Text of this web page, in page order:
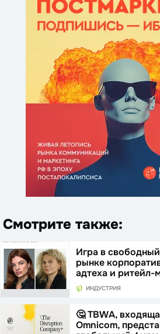
Смотрите также:
Игра в
рынке
адтеха и ритейл-
ИНДУСТРИЯ
🤔 TBWA,
Omnicom,